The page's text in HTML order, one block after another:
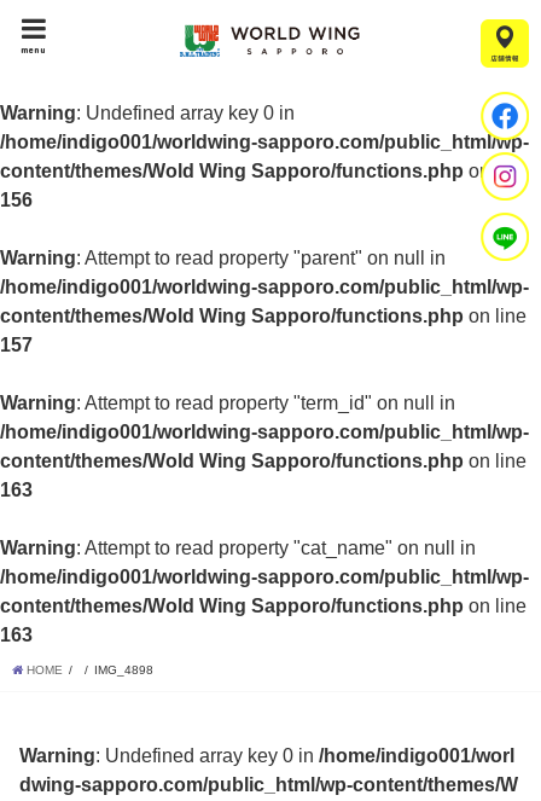
menu
Warning: Undefined array key 0 in
/home/indigo001/worldwing-sapporo.com/public_html/wp-
content/themes/Wold Wing Sapporo/functions.php on line
156
Warning: Attempt to read property "parent" on null in
/home/indigo001/worldwing-sapporo.com/public_html/wp-
content/themes/Wold Wing Sapporo/functions.php on line
157
Warning: Attempt to read property "term_id" on null in
/home/indigo001/worldwing-sapporo.com/public_html/wp-
content/themes/Wold Wing Sapporo/functions.php on line
163
Warning: Attempt to read property "cat_name" on null in
/home/indigo001/worldwing-sapporo.com/public_html/wp-
content/themes/Wold Wing Sapporo/functions.php on line
163
HOME IMG_4898
Warning: Undefined array key 0 in/home/indigo001/worl
dwing-sapporo.com/public_html/wp-content/themes/W